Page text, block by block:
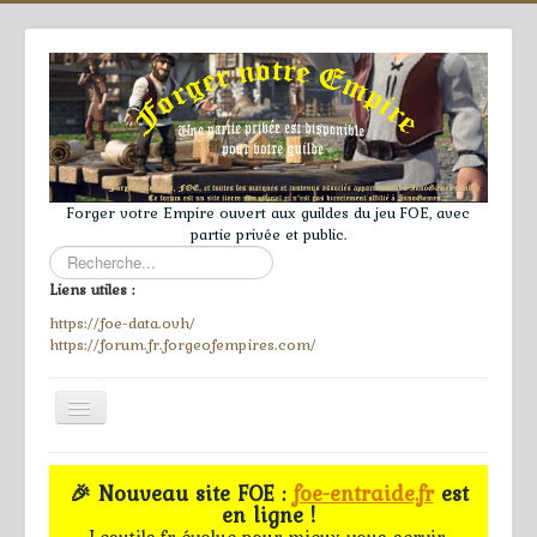
Forger votre Empire ouvert aux guildes du jeu FOE, avec
partie privée et public.
Rechercher
Liens utiles :
https://foe-data.ovh/
https://forum.fr.forgeofempires.com/
Toggle
Navigation
≡
Accueil
🎉 Nouveau site FOE :foe-entraide.frest
en ligne !